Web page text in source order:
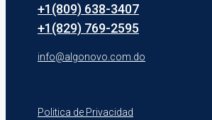
+1(809) 638-3407
+1(829) 769-2595
info@algonovo.com.do
Politica de Privacidad